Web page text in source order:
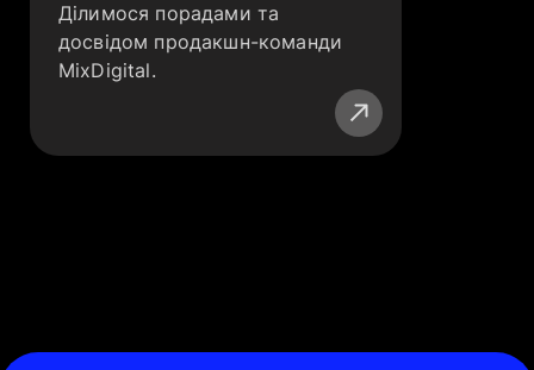
Ділимося порадами та
досвідом продакшн-команди
MixDigital.